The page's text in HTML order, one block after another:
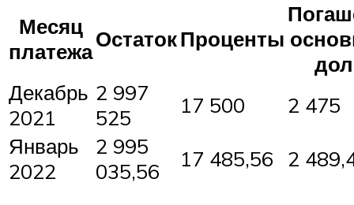
Месяц
платежаОстатокПроценты
Декабрь
2021
2 997
525
17 500
2 475
Январь
2022
2 995
035,56
17 485,56 2